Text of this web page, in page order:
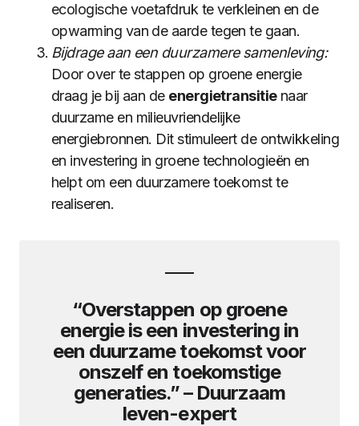
ecologische voetafdruk te verkleinen en de
opwarming van de aarde tegen te gaan.
Bijdrage aan een duurzamere samenleving:
Door over te stappen op groene energie
draag je bij aan de energietransitienaar
duurzame en milieuvriendelijke
energiebronnen. Dit stimuleert de ontwikkeling
en investering in groene technologieën en
helpt om een duurzamere toekomst te
realiseren.
“Overstappen op groene
energie is een investering in
een duurzame toekomst voor
onszelf en toekomstige
generaties.” – Duurzaam
leven-expert